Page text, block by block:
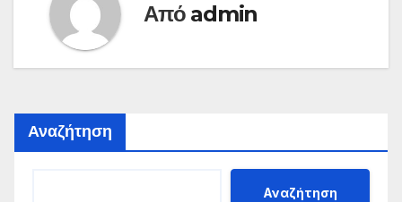
Από admin
Αναζήτηση
Αναζήτηση